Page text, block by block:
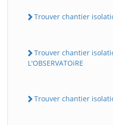
Trouver chantier
Trouver chantier
L'OBSERVATOiRE
Trouver chantier